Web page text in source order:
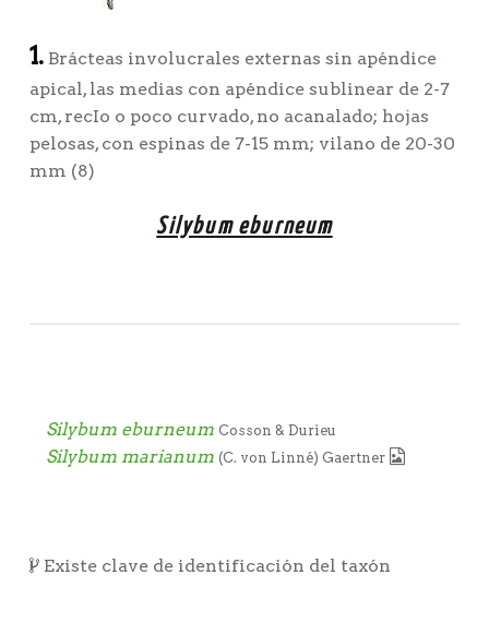
1.Brácteas involucrales externas sin apéndice
apical, las medias con apéndice sublinear de 2-7
cm, recIo o poco curvado, no acanalado; hojas
pelosas, con espinas de 7-15 mm; vilano de 20-30
mm (8)
Silybum eburneum
Silybum eburneum Cosson & Durieu
Silybum marianum (C. von Linné) Gaertner
Existe clave de identificación del taxón